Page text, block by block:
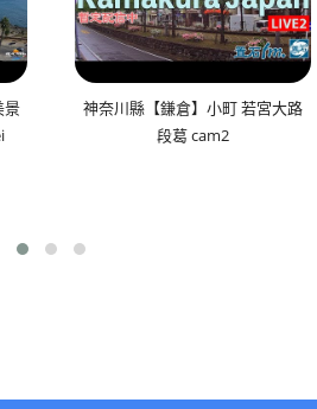
景
神奈川縣【鎌倉】小町 若宮大路
段葛 cam2